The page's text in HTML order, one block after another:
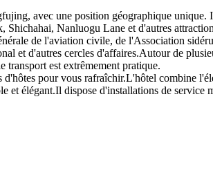
avec une position géographique unique.
Nanluogu Lane et d'autres
de l'aviation civile, de l'Association
et d'autres cercles d'affaires.Autour de
transport est extrêmement pratique.
pour vous rafraîchir.L'hôtel combine
et élégant.Il dispose d'installations de service